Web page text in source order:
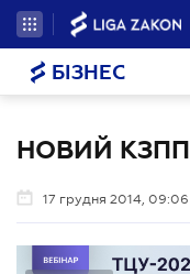
БІЗНЕС
НОВИЙ КЗПП
17 грудня 2014, 09:06